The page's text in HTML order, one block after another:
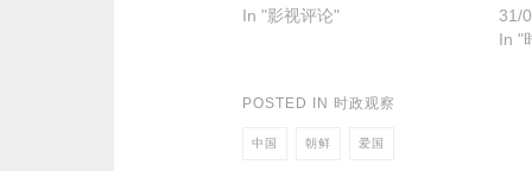
In "影视评论"
31/
In "
POSTED IN 时政观察
中国 朝鲜 爱国